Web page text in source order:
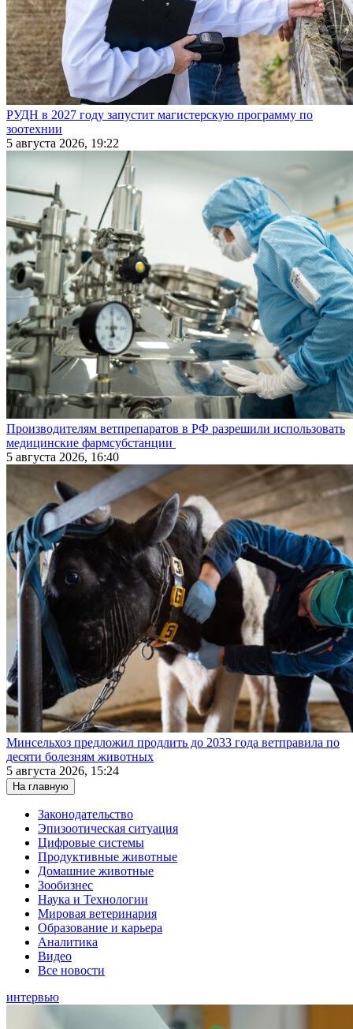
РУДН в 2027 году запустит магистерскую программу по
зоотехнии
5 августа 2026, 19:22
Производителям ветпрепаратов в РФ разрешили использовать
медицинские фармсубстанции
5 августа 2026, 16:40
Минсельхоз предложил продлить до 2033 года ветправила по
десяти болезням животных
5 августа 2026, 15:24
На главную
Законодательство
Эпизоотическая ситуация
Цифровые системы
Продуктивные животные
Домашние животные
Зообизнес
Наука и Технологии
Мировая ветеринария
Образование и карьера
Аналитика
Видео
Все новости
интервью